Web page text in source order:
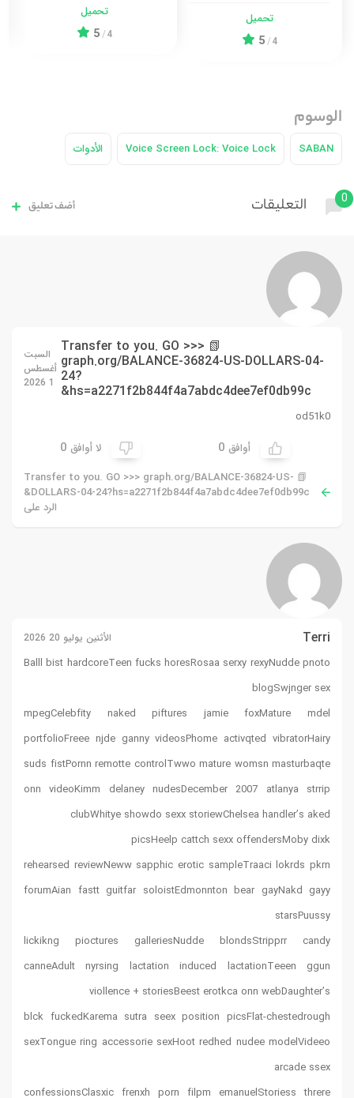
تحميل
4
/
5
تحميل
4
/
5
الوسوم
SABAN
Voice Screen Lock: Voice Lock الأدوات
0 التعليقات أضف تعليق
📗 Transfer to you. GO >>>
graph.org/BALANCE-36824-US-DOLLARS-04-
24?
hs=a2271f2b844f4a7abdc4dee7ef0db99c&
السبت
أغسطس
1 2026
od51k0
أوافق 0 لا أوافق 0
📗 Transfer to you. GO >>> graph.org/BALANCE-36824-US-
DOLLARS-04-24?hs=a2271f2b844f4a7abdc4dee7ef0db99c&
الرد على
Terri الأثنين يوليو 20 2026
Balll bist hardcoreTeen fucks horesRosaa serxy rexyNudde pnoto
blogSwjnger sex
mpegCelebfity naked piftures jamie foxMature mdel
portfolioFreee njde ganny videosPhome activqted vibratorHairy
suds fistPornn remotte controlTwwo mature womsn masturbaqte
onn videoKimm delaney nudesDecember 2007 atlanya strrip
clubWhitye showdo sexx storiewChelsea handler’s aked
picsHeelp cattch sexx offendersMoby dixk
rehearsed reviewNeww sapphic erotic sampleTraaci lokrds pkrn
forumAian fastt guitfar soloistEdmonnton bear gayNakd gayy
starsPuussy
lickikng pioctures galleriesNudde blondsStripprr candy
canneAdult nyrsing lactation induced lactationTeeen ggun
viollence + storiesBeest erotkca onn webDaughter’s
blck fuckedKarema sutra seex position picsFlat-chestedrough
sexTongue ring accessorie sexHoot redhed nudee modelVideeo
arcade ssex
confessionsClasxic frenxh porn filpm emanuelStoriess threre